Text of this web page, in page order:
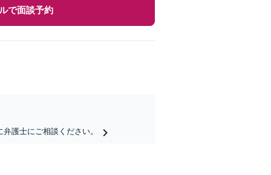
で面談予約
護士にご相談ください。